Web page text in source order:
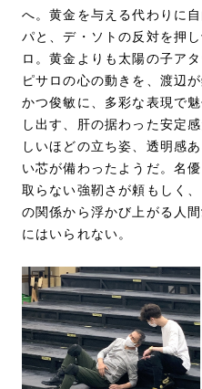
へ。黄金を与える代わりに
パと、デ・ソトの反対を押
ロ。黄金よりも太陽の子ア
ピサロの心の動きを、渡辺
かつ俊敏に、多彩な表現で
し出す、肝の据わった安定
しいほどの立ち姿、透明感
い芯が備わったようだ。名
取らない強靭さが頼もしく
の関係から浮かび上がる人
にはいられない。